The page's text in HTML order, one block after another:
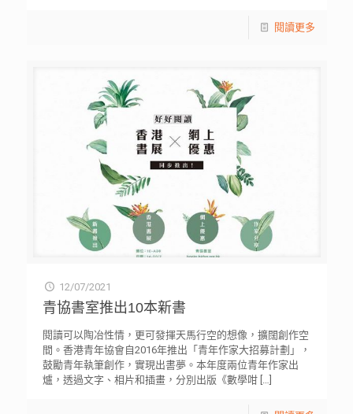
閱讀更多
12/07/2021
青協書室推出10本新書
閱讀可以陶冶性情，更可發揮天馬行空的想像，擴闊創作空
間。香港青年協會自2016年推出「青年作家大招募計劃」，
鼓勵青年執筆創作，實現出書夢。本年度兩位青年作家出
爐，透過文字、相片和插畫，分別出版《數學咁[…]